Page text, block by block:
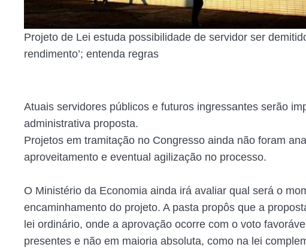
Projeto de Lei estuda possibilidade de servidor ser
rendimento’; entenda regras
Atuais servidores públicos e futuros ingressantes serão
administrativa proposta.
Projetos em tramitação no Congresso ainda não foram
aproveitamento e eventual agilização no processo.
O Ministério da Economia ainda irá avaliar qual será o
encaminhamento do projeto. A pasta propôs que a
lei ordinário, onde a aprovação ocorre com o voto
presentes e não em maioria absoluta, como na lei